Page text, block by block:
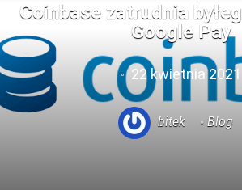
Coinbase zatrudnia
Google Pay
22 kwietnia 2021
bitek Blog